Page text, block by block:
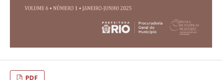
PDF